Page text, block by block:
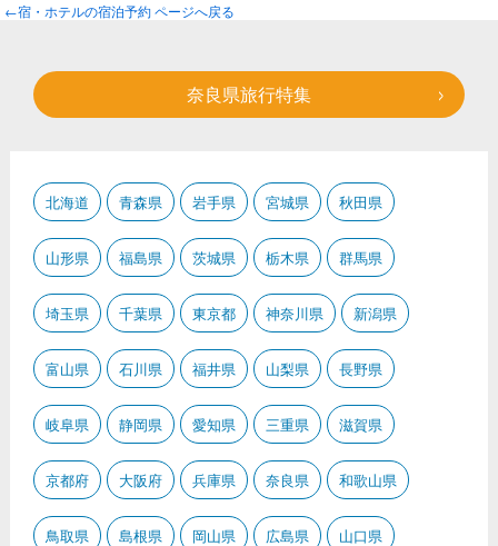
←宿・ホテルの宿泊予約 ページへ戻る
奈良県旅行特集
北海道 青森県 岩手県 宮城県 秋田県
山形県 福島県 茨城県 栃木県 群馬県
埼玉県 千葉県 東京都 神奈川県 新潟県
富山県 石川県 福井県 山梨県 長野県
岐阜県 静岡県 愛知県 三重県 滋賀県
京都府 大阪府 兵庫県 奈良県 和歌山県
鳥取県 島根県 岡山県 広島県 山口県